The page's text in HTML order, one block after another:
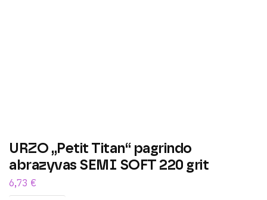
URZO „Petit Titan“ pagrindo
abrazyvas SEMI SOFT 220 grit
6,73 €